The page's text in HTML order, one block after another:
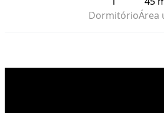
DormitórioÁrea